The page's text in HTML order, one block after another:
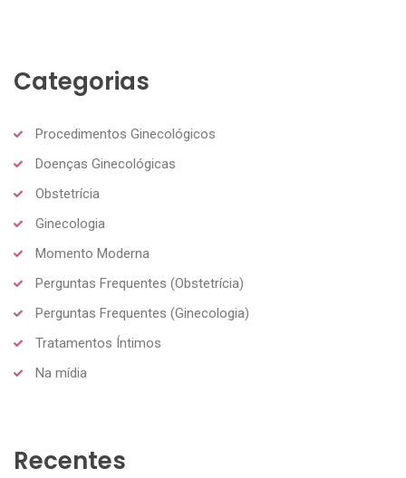
Categorias
Procedimentos Ginecológicos
Doenças Ginecológicas
Obstetrícia
Ginecologia
Momento Moderna
Perguntas Frequentes (Obstetrícia)
Perguntas Frequentes (Ginecologia)
Tratamentos Íntimos
Na mídia
Recentes